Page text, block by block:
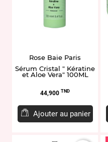
Rose Baie Paris
Sérum Cristal " Kératine
et Aloe Vera" 100ML
Prix
44,900 TND
Ajouter au panier